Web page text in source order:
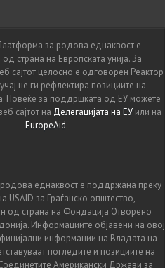
за родова еднаквост е
страна на Европската унија. За
сајтот целосно е одговорен Реактор
не ги рефлектира позициите на
Повеќе за поддршката од ЕУ можете
сајтот на Делегацијата на ЕУ или на
EuropeAid.
еднаквост е поддржана преку
USAID за Граѓанско општество,
од страна на Фондација Отворено
Информациите објавени на овој
информации на Владата на
погледите и позициите на
Американски Држави за